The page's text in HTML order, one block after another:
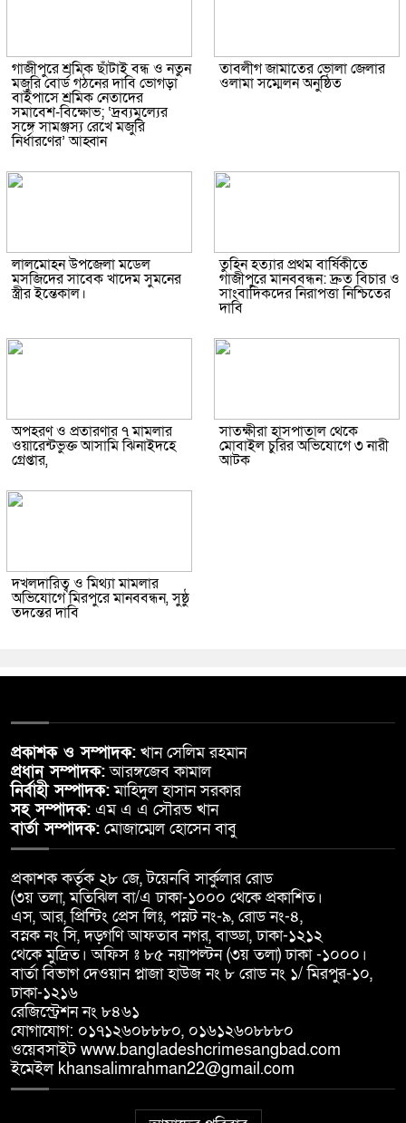
গাজীপুরে শ্রমিক ছাঁটাই বন্ধ ও নতুন
মজুরি বোর্ড গঠনের দাবি ভোগড়া
বাইপাসে শ্রমিক নেতাদের
সমাবেশ-বিক্ষোভ; ‘দ্রব্যমূল্যের
সঙ্গে সামঞ্জস্য রেখে মজুরি
নির্ধারণের’ আহ্বান
তাবলীগ জামাতের ভোলা জেলার
ওলামা সম্মেলন অনুষ্ঠিত
লালমোহন উপজেলা মডেল
মসজিদের সাবেক খাদেম সুমনের
স্ত্রীর ইন্তেকাল।
তুহিন হত্যার প্রথম বার্ষিকীতে
গাজীপুরে মানববন্ধন: দ্রুত বিচার ও
সাংবাদিকদের নিরাপত্তা নিশ্চিতের
দাবি
অপহরণ ও প্রতারণার ৭ মামলার
ওয়ারেন্টভুক্ত আসামি ঝিনাইদহে
গ্রেপ্তার,
সাতক্ষীরা হাসপাতাল থেকে
মোবাইল চুরির অভিযোগে ৩ নারী
আটক
দখলদারিত্ব ও মিথ্যা মামলার
অভিযোগে মিরপুরে মানববন্ধন, সুষ্ঠু
তদন্তের দাবি
প্রকাশক ও সম্পাদক: খান সেলিম রহমান
প্রধান সম্পাদক:আরঙ্গজেব কামাল
নির্বাহী সম্পাদক:মাহিদুল হাসান সরকার
সহ সম্পাদক: এম এ এ সৌরভ খান
বার্তা সম্পাদক: মোজাম্মেল হোসেন বাবু
প্রকাশক কর্তৃক ২৮ জে, টয়েনবি সার্কুলার রোড
(৩য় তলা, মতিঝিল বা/এ ঢাকা-১০০০ থেকে প্রকাশিত।
এস, আর, প্রিন্টিং প্রেস লিঃ, পস্নট নং-৯, রোড নং-৪,
বস্নক নং সি, দড়্গণি আফতাব নগর, বাড্ডা, ঢাকা-১২১২
থেকে মুদ্রিত। অফিস ঃ ৮৫ নয়াপল্টন (৩য় তলা) ঢাকা -১০০০।
বার্তা বিভাগ দেওয়ান প্লাজা হাউজ নং ৮ রোড নং ১/ মিরপুর-১০,
ঢাকা-১২১৬
রেজিস্ট্রেশন নং ৮৪৬১
যোগাযোগ: ০১৭১২৬০৮৮৮০, ০১৬১২৬০৮৮৮০
ওয়েবসাইট www.bangladeshcrimesangbad.com
ইমেইল khansalimrahman22@gmail.com